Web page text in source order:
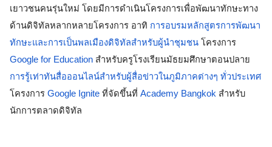
เยาวชนคนรุ่นใหม่ โดยมีการดำเนินโครงการเพื่อพัฒนาทักษะทาง
ด้านดิจิทัลหลากหลายโครงการ อาทิ การอบรมหลักสูตรการพัฒนา
ทักษะและการเป็นพลเมืองดิจิทัลสำหรับผู้นำชุมชน
Google for Education
การรู้เท่าทันสื่อออนไลน์สำหรับผู้สื่อข่าวในภูมิภาคต่างๆ ทั่วประเทศ
โครงการ Google Ignite ที่จัดขึ้นที่ Academy Bangkok สำหรับ
นักการตลาดดิจิทัล